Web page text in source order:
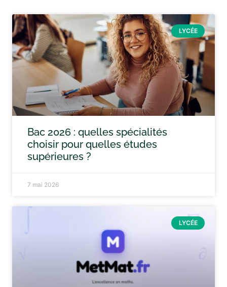
LYCÉE
Bac 2026 : quelles spécialités
choisir pour quelles études
supérieures ?
7 mai 2026
LYCÉE